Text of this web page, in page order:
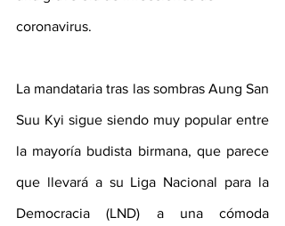
coronavirus.
La mandataria tras las sombras Aung San
Suu Kyi sigue siendo muy popular entre
la mayoría budista birmana, que parece
que llevará a su Liga Nacional para la
Democracia (LND) a una cómoda